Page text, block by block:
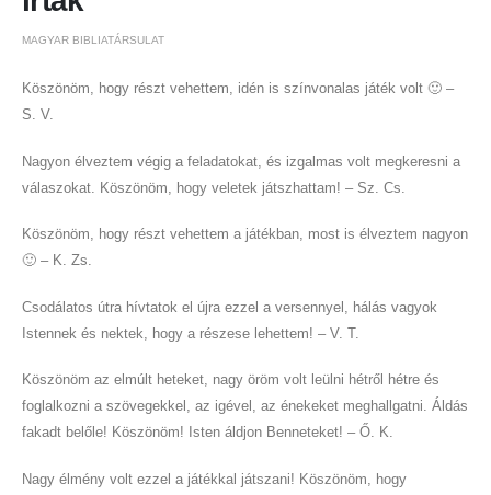
MAGYAR BIBLIATÁRSULAT
Köszönöm, hogy részt vehettem, idén is színvonalas játék volt 🙂 –
S. V.
Nagyon élveztem végig a feladatokat, és izgalmas volt megkeresni a
válaszokat. Köszönöm, hogy veletek játszhattam! – Sz. Cs.
Köszönöm, hogy részt vehettem a játékban, most is élveztem nagyon
🙂 – K. Zs.
Csodálatos útra hívtatok el újra ezzel a versennyel, hálás vagyok
Istennek és nektek, hogy a részese lehettem! – V. T.
Köszönöm az elmúlt heteket, nagy öröm volt leülni hétről hétre és
foglalkozni a szövegekkel, az igével, az énekeket meghallgatni. Áldás
fakadt belőle! Köszönöm! Isten áldjon Benneteket! – Ő. K.
Nagy élmény volt ezzel a játékkal játszani! Köszönöm, hogy